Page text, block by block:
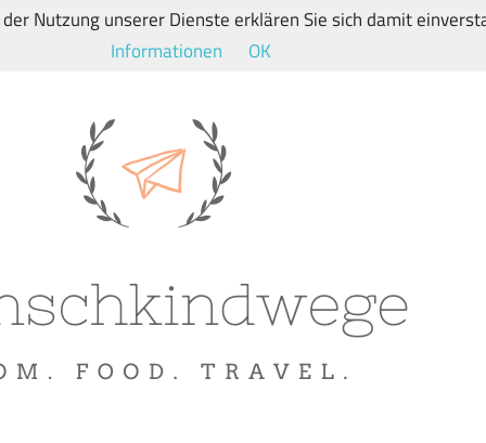
Nutzung unserer Dienste erklären Sie sich damit
Informationen
OK